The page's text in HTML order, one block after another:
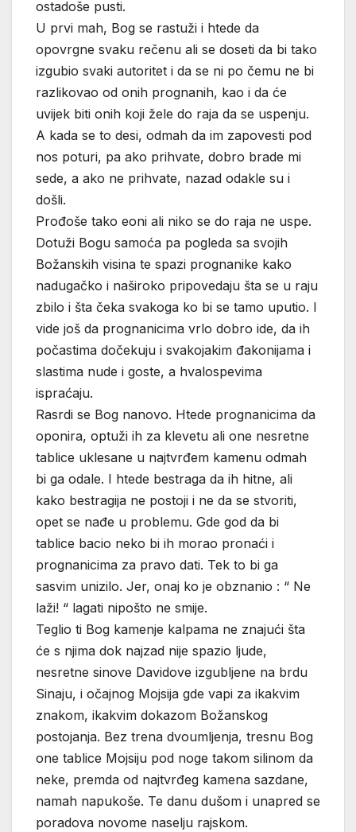
ostadoše pusti.
U prvi mah, Bog se rastuži i htede da
opovrgne svaku rečenu ali se doseti da bi tako
izgubio svaki autoritet i da se ni po čemu ne bi
razlikovao od onih prognanih, kao i da će
uvijek biti onih koji žele do raja da se uspenju.
A kada se to desi, odmah da im zapovesti pod
nos poturi, pa ako prihvate, dobro brade mi
sede, a ako ne prihvate, nazad odakle su i
došli.
Prođoše tako eoni ali niko se do raja ne uspe.
Dotuži Bogu samoća pa pogleda sa svojih
Božanskih visina te spazi prognanike kako
nadugačko i naširoko pripovedaju šta se u raju
zbilo i šta čeka svakoga ko bi se tamo uputio. I
vide još da prognanicima vrlo dobro ide, da ih
počastima dočekuju i svakojakim đakonijama i
slastima nude i goste, a hvalospevima
ispraćaju.
Rasrdi se Bog nanovo. Htede prognanicima da
oponira, optuži ih za klevetu ali one nesretne
tablice uklesane u najtvrđem kamenu odmah
bi ga odale. I htede bestraga da ih hitne, ali
kako bestragija ne postoji i ne da se stvoriti,
opet se nađe u problemu. Gde god da bi
tablice bacio neko bi ih morao pronaći i
prognanicima za pravo dati. Tek to bi ga
sasvim unizilo. Jer, onaj ko je obznanio : “ Ne
laži! “ lagati nipošto ne smije.
Teglio ti Bog kamenje kalpama ne znajući šta
će s njima dok najzad nije spazio ljude,
nesretne sinove Davidove izgubljene na brdu
Sinaju, i očajnog Mojsija gde vapi za ikakvim
znakom, ikakvim dokazom Božanskog
postojanja. Bez trena dvoumljenja, tresnu Bog
one tablice Mojsiju pod noge takom silinom da
neke, premda od najtvrđeg kamena sazdane,
namah napukoše. Te danu dušom i unapred se
poradova novome naselju rajskom.